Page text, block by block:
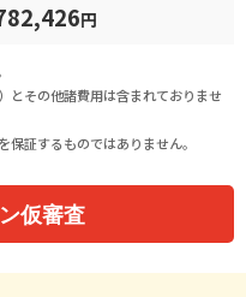
円
とその他諸費用は含まれておりませ
証するものではありません。
仮審査